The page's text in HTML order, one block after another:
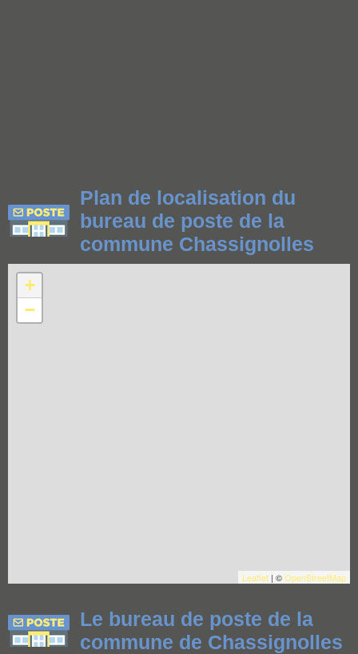
Plan de localisation du
bureau de poste de la
commune Chassignolles
+
−
Leaflet | ©OpenStreetMap
Le bureau de poste de la
commune de Chassignolles